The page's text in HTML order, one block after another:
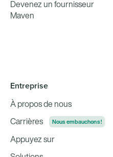
Devenez un fournisseur
Maven
Entreprise
À propos de nous
Carrières
Nous embauchons !
Appuyez sur